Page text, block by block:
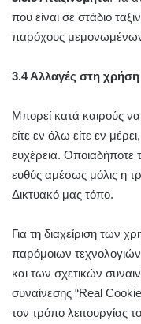
που είναι σε στάδιο
παρόχους
3.4 Αλλαγές στη
Μπορεί κατά καιρούς
είτε εν όλω είτε εν
ευχέρεια. Οποιαδήποτε
ευθύς αμέσως μόλις η
Δικτυακό μας τόπο.
Για τη διαχείριση των
παρόμοιων
και των σχετικών
συναίνεσης “Real
τον τρόπο λειτουργίας